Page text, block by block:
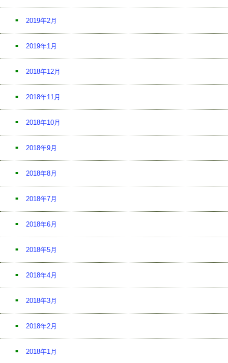
2019年2月
2019年1月
2018年12月
2018年11月
2018年10月
2018年9月
2018年8月
2018年7月
2018年6月
2018年5月
2018年4月
2018年3月
2018年2月
2018年1月